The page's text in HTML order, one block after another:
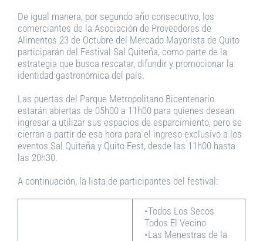
De igual manera, por segundo año consecutivo, los
comerciantes de la Asociación de Proveedores de
Alimentos 23 de Octubre del Mercado Mayorista de Quito
participarán del Festival Sal Quiteña, como parte de la
estrategia que busca rescatar, difundir y promocionar la
identidad gastronómica del país.
Las puertas del Parque Metropolitano Bicentenario
estarán abiertas de 05h00 a 11h00 para quienes desean
ingresar a utilizar sus espacios de esparcimiento, pero se
cierran a partir de esa hora para el ingreso exclusivo a los
eventos Sal Quiteña y Quito Fest, desde las 11h00 hasta
las 20h30.
A continuación, la lista de participantes del festival:
•Todos Los Secos
Todos El Vecino
•Las Menestras de la